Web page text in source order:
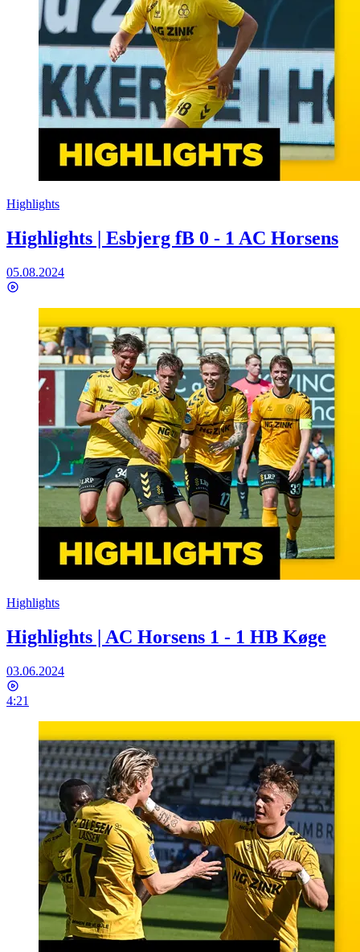
Highlights
Highlights | Esbjerg fB 0 - 1 AC Horsens
05.08.2024
Highlights
Highlights | AC Horsens 1 - 1 HB Køge
03.06.2024
4:21